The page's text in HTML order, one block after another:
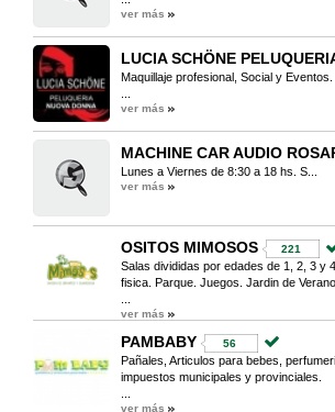
ver más
LUCIA SCHÖNE
Maquillaje profesional, Social y Eventos.
ver más
MACHINE CAR AUDIO
Lunes a Viernes de 8:30 a 18 hs. S...
ver más
OSITOS MIMOSOS 221
Salas divididas por edades de 1, 2, 3 y
fisica. Parque. Juegos. Jardin de Verano.
ver más
PAMBABY 56
Pañales, Articulos para bebes,
impuestos municipales y provinciales.
ver más